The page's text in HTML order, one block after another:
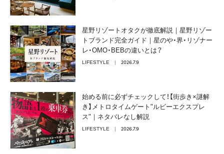
星野リゾートオタクが徹底解説｜星野リゾー
トブランド完全ガイド｜星のや・界・リゾナー
レ・OMO・BEBの違いとは？
LIFESTYLE 2026.7.9
始める前に必ずチェックして！【街歩き×謎解
き】メトロタイムゲート"ルビーエクスプレ
ス"｜ネタバレなし解説
LIFESTYLE 2026.7.9